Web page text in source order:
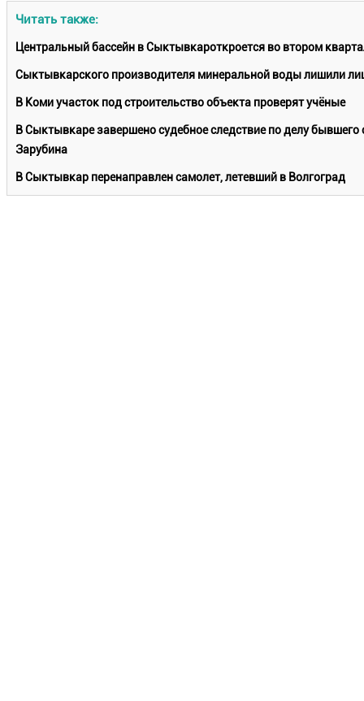
Читать также:
Центральный бассейн в Сыктывкароткроется во втором
Сыктывкарского производителя минеральной воды лишили
В Коми участок под строительство объекта проверят учёные
В Сыктывкаре завершено судебное следствие по делу
Зарубина
В Сыктывкар перенаправлен самолет, летевший в Волгоград